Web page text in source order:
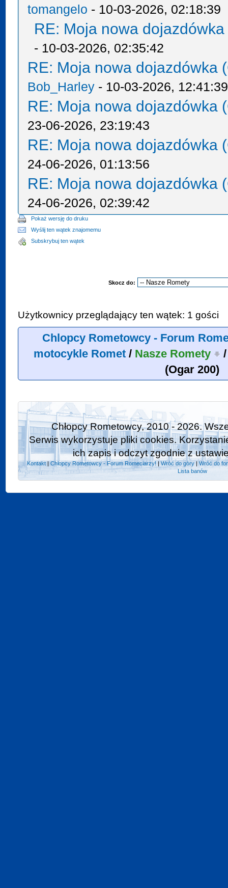
tomangelo - 10-03-2026, 02:18:39
RE: Moja nowa
- 10-03-2026, 02:35:42
RE: Moja nowa dojazdówka
Bob_Harley - 10-03-2026, 12:41:39
RE: Moja nowa dojazdówka
23-06-2026, 23:19:43
RE: Moja nowa dojazdówka
24-06-2026, 01:13:56
RE: Moja nowa dojazdówka
24-06-2026, 02:39:42
Pokaż wersję do druku
Wyślij ten wątek znajomemu
Subskrybuj ten wątek
Skocz do:
Użytkownicy przeglądający ten wątek: 1 gości
Chlopcy Rometowcy - Forum
motocykle Romet / Nasze Romety
(Ogar 200)
Chłopcy Rometowcy, 2010 - 2026.
Serwis wykorzystuje pliki cookies.
ich zapis i odczyt zgodnie z
Kontakt| Chlopcy Rometowcy - Forum Romeciarzy! |Wróć do góry| Wróć do
Lista banów